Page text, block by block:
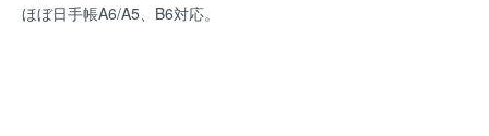
ほぼ日手帳A6/A5、B6対応。